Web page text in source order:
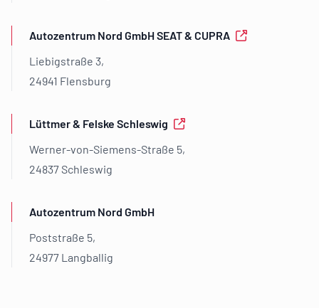
Autozentrum Nord GmbH SEAT & CUPRA
Liebigstraße 3,
24941 Flensburg
Lüttmer & Felske Schleswig
Werner-von-Siemens-Straße 5,
24837 Schleswig
Autozentrum Nord GmbH
Poststraße 5,
24977 Langballig